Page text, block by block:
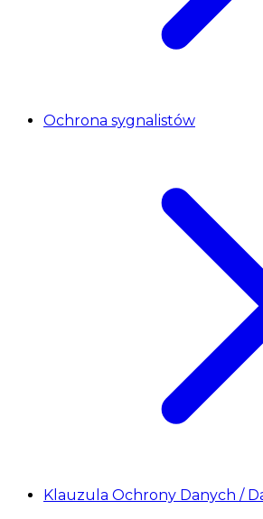
Ochrona sygnalistów
Klauzula Ochrony Danych /